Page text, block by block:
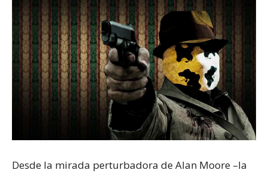
Desde la mirada perturbadora de Alan Moore –la